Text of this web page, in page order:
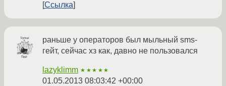
Ссылка
раньше у операторов был мыльный sms-
гейт, сейчас хз как, давно не пользовался
lazyklimm ★★★★★
01.05.2013 08:03:42 +00:00